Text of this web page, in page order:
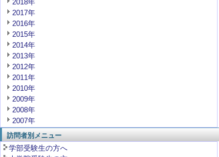
2017年
2016年
2015年
2014年
2013年
2012年
2011年
2010年
2009年
2008年
2007年
訪問者別メニュー
学部受験生の方へ